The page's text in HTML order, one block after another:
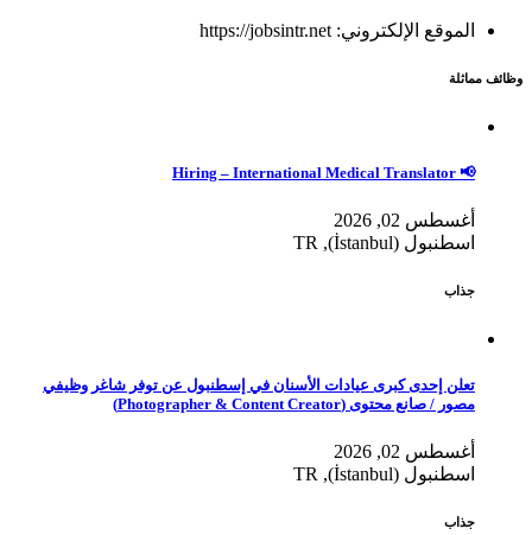
الموقع الإلكتروني: https://jobsintr.net
وظائف مماثلة
📢 Hiring – International Medical Translator
أغسطس 02, 2026
اسطنبول (İstanbul), TR
جذاب
تعلن إحدى كبرى عيادات الأسنان في إسطنبول عن توفر شاغر وظيفي
مصور / صانع محتوى (Photographer & Content Creator)
أغسطس 02, 2026
اسطنبول (İstanbul), TR
جذاب